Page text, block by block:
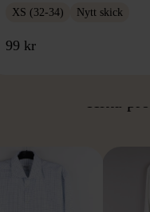
XS (32-34) Nytt skick
99 kr
Hitta